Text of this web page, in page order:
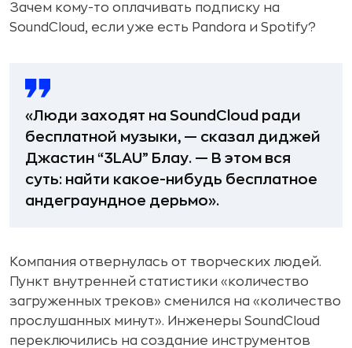
Зачем кому-то оплачивать подписку на
SoundCloud, если уже есть Pandora и Spotify?
«Люди заходят на SoundCloud ради
бесплатной музыки, — сказал диджей
Джастин “3LAU” Блау. — В этом вся
суть: найти какое-нибудь бесплатное
андеграундное дерьмо».
Компания отвернулась от творческих людей.
Пункт внутренней статистики «количество
загруженных треков» сменился на «количество
прослушанных минут». Инженеры SoundCloud
переключились на создание инструментов